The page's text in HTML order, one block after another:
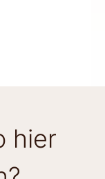
hier